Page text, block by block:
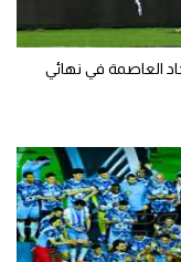
العاصمة في نهائي